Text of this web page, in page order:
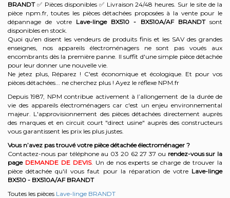
BRANDT ✅ Pièces disponibles ✅ Livraison 24/48 heures. Sur le site de la
pièce npm.fr, toutes les pièces détachées proposées à la vente pour le
dépannage de votre Lave-linge BX510 - BX510A/AF BRANDTsont
disponibles en stock.
Quoi qu'en disent les vendeurs de produits finis et les SAV des grandes
enseignes, nos appareils électroménagers ne sont pas voués aux
encombrants dès la première panne. Il suffit d'une simple pièce détachée
pour leur donner une nouvelle vie.
Ne jetez plus, Réparez ! C'est économique et écologique. Et pour vos
pièces détachées... ne cherchez plus ! Ayez le réflexe NPM.fr
Depuis 1987, NPM contribue activement à l’allongement de la durée de
vie des appareils électroménagers car c'est un enjeu environnemental
majeur. L'approvisionnement des pièces détachées directement auprès
des marques et en circuit court "direct usine" auprès des constructeurs
vous garantissent les prix les plus justes.
Vous n’avez pas trouvé votre pièce détachée électroménager ?
Contactez-nous par téléphone au 03 20 62 27 37 ou rendez-vous sur la
page DEMANDE DE DEVIS. Un de nos experts se charge de trouver la
pièce détachée qu'il vous faut pour la réparation de votre Lave-linge
BX510 - BX510A/AF BRANDT
Toutes les pièces Lave-linge BRANDT